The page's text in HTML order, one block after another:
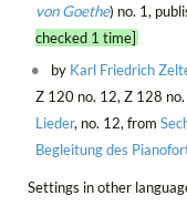
von Goethe) no. 1,
checked 1 time]
by Karl Friedrich
Z 120 no. 12, Z 128
Lieder, no. 12, from
Begleitung des
Settings in other